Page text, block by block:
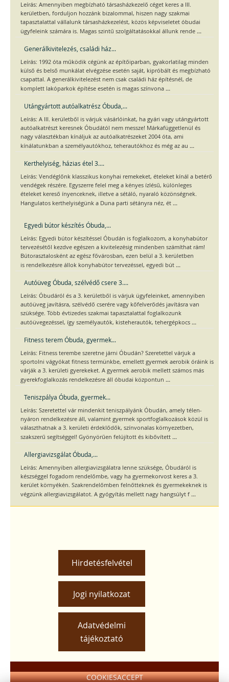
Leírás: Amennyiben megbízható társasházkezelő céget keres a III.
kerületben, forduljon hozzánk bizalommal, hiszen nagy szakmai
tapasztalattal vállalunk társasházkezelést, közös képviseletet óbudai
ügyfeleink számára is. Magas szintű szolgáltatásokkal állunk rende ...
Generálkivitelezés, családi ház...
Leírás: 1992 óta működik cégünk az építőiparban, gyakorlatilag minden
külső és belső munkálat elvégzése esetén saját, kipróbált és megbízható
csapattal. A generálkivitelezést nem csak családi ház építésnél, de
komplett lakóparkok építése esetén is magas színvona ...
Utángyártott autóalkatrész Óbuda,...
Leírás: A III. kerületből is várjuk vásárlóinkat, ha gyári vagy utángyártott
autóalkatrészt keresnek Óbudától nem messze! Márkafüggetlenül és
nagy választékban kínáljuk az autóalkatrészeket 2004 óta, ami
kínálatunkban a személyautókhoz, teherautókhoz és még az au ...
Kerthelyiség, házias étel 3....
Leírás: Vendéglőnk klasszikus konyhai remekeket, ételeket kínál a betérő
vendégek részére. Egyszerre felel meg a kényes ízlésű, különleges
ételeket kereső ínyenceknek, illetve a sétáló, nyaraló közönségnek.
Hangulatos kerthelyiségünk a Duna parti sétányra néz, ét ...
Egyedi bútor készítés Óbuda,...
Leírás: Egyedi bútor készítéssel Óbudán is foglalkozom, a konyhabútor
tervezésétől kezdve egészen a kivitelezésig mindenben számíthat rám!
Bútorasztalosként az egész fővárosban, ezen belül a 3. kerületben
is rendelkezésre állok konyhabútor tervezéssel, egyedi bút ...
Autóüveg Óbuda, szélvédő csere 3....
Leírás: Óbudáról és a 3. kerületből is várjuk ügyfeleinket, amennyiben
autóüveg javításra, szélvédő cserére vagy kőfelverődés javításra van
szüksége. Több évtizedes szakmai tapasztalattal foglalkozunk
autóüvegezéssel, így személyautók, kisteherautók, tehergépkocs ...
Fitness terem Óbuda, gyermek...
Leírás: Fitness terembe szeretne járni Óbudán? Szeretettel várjuk a
sportolni vágyókat fitness termünkbe, emellett gyermek aerobik óráink is
várják a 3. kerületi gyerekeket. A gyermek aerobik mellett számos más
gyerekfoglalkozás rendelkezésre áll óbudai központun ...
Teniszpálya Óbuda, gyermek...
Leírás: Szeretettel vár mindenkit teniszpályánk Óbudán, amely télen-
nyáron rendelkezésre áll, valamint gyermek sportfoglalkozások közül is
választhatnak a 3. kerületi érdeklődők, színvonalas környezetben,
szakszerű segítséggel! Gyönyörűen felújított és kibővített ...
Allergiavizsgálat Óbuda,...
Leírás: Amennyiben allergiavizsgálatra lenne szüksége, Óbudáról is
készséggel fogadom rendelőmbe, vagy ha gyermekorvost keres a 3.
kerület környékén. Szakrendelőmben felnőtteknek és gyermekeknek is
végzünk allergiavizsgálatot. A gyógyítás mellett nagy hangsúlyt f ...
Hirdetésfelvétel
Jogi nyilatkozat
Adatvédelmi
tájékoztató
COOKIESACCEPT